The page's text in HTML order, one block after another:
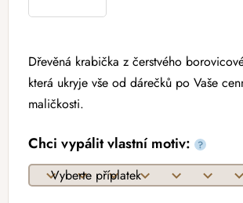
Dřevěná krabička z čerstvého
která ukryje vše od dárečků po Vaše
maličkosti.
Chci vypálit vlastní motiv: ?